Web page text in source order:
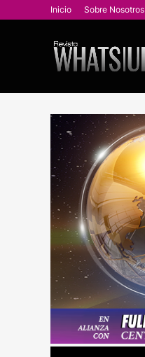
Inicio Sobre Nosotros